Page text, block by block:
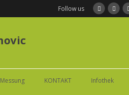
Follow us
KONTAKT Infothek